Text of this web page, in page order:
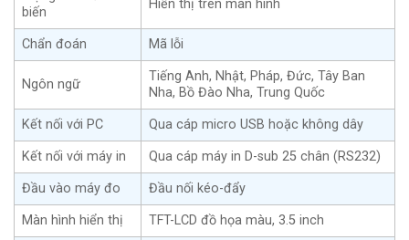
biến
Hiển thị trên màn hình
Chẩn đoán Mã lỗi
Ngôn ngữ
Tiếng Anh, Nhật, Pháp, Đức, Tây Ban
Nha, Bồ Đào Nha, Trung Quốc
Kết nối với PC Qua cáp micro USB hoặc không dây
Kết nối với máy in Qua cáp máy in D-sub 25 chân (RS232)
Đầu vào máy đo Đầu nối kéo-đẩy
Màn hình hiển thị TFT-LCD đồ họa màu, 3.5 inch